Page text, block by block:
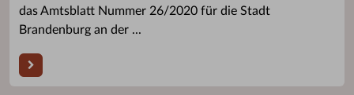
das Amtsblatt Nummer 26/2020 für die Stadt
Brandenburg an der ...